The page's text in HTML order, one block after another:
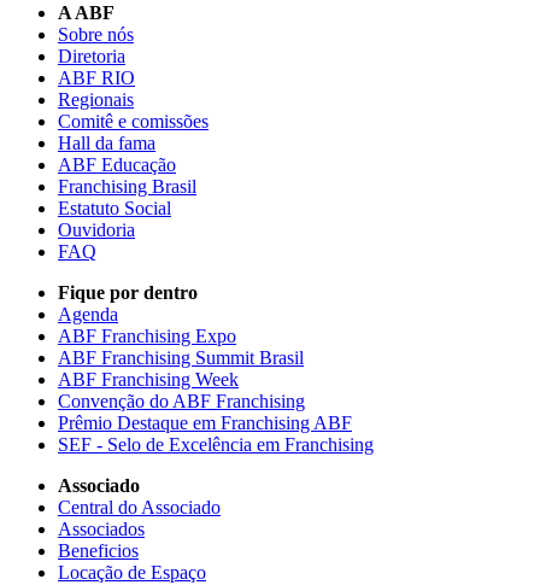
A ABF
Sobre nós
Diretoria
ABF RIO
Regionais
Comitê e comissões
Hall da fama
ABF Educação
Franchising Brasil
Estatuto Social
Ouvidoria
FAQ
Fique por dentro
Agenda
ABF Franchising Expo
ABF Franchising Summit Brasil
ABF Franchising Week
Convenção do ABF Franchising
Prêmio Destaque em Franchising ABF
SEF - Selo de Excelência em Franchising
Associado
Central do Associado
Associados
Beneficios
Locação de Espaço